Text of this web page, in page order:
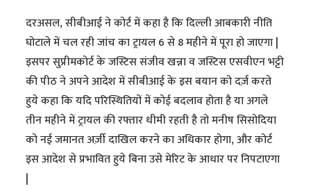
दरअसल, सीबीआई ने कोर्ट में कहा है कि दिल्ली आबकारी नीति
घोटाले में चल रही जांच का ट्रायल 6 से 8 महीने में पूरा हो जाएगा |
इसपर सुप्रीमकोर्ट के जस्टिस संजीव खन्ना व जस्टिस एसवीएन भट्टी
की पीठ ने अपने आदेश में सीबीआई के इस बयान को दर्ज़ करते
हुये कहा कि यदि परिस्थितियों में कोई बदलाव होता है या अगले
तीन महीने में ट्रायल की रफ्तार धीमी रहती है तो मनीष सिसोदिया
को नई जमानत अर्ज़ी दाखिल करने का अधिकार होगा, और कोर्ट
इस आदेश से प्रभावित हुये बिना उसे मेरिट के आधार पर निपटाएगा
|